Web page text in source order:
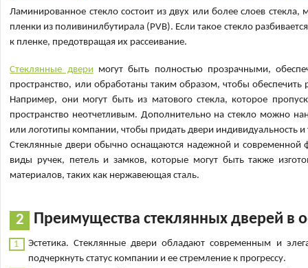
Ламинированное стекло состоит из двух или более слоев
пленки из поливинилбутирала (PVB). Если такое стекло
к пленке, предотвращая их рассеивание.
Стеклянные двери могут быть полностью прозрачными,
пространство, или обработаны таким образом, чтобы обеспечить
Например, они могут быть из матового стекла, которое
пространство неотчетливым. Дополнительно на стекло можно
или логотипы компании, чтобы придать двери индивидуальность и
Стеклянные двери обычно оснащаются надежной и современной
виды ручек, петель и замков, которые могут быть также
материалов, таких как нержавеющая сталь.
Преимущества стеклянных дверей в
Эстетика. Стеклянные двери обладают современным и
подчеркнуть статус компании и ее стремление к прогрессу.